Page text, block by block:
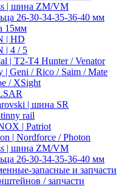
| шина ZM/VM
26-30-34-35-36-40 мм
15мм
| HD
| 4 / 5
| T2-T4 Hunter / Venator
| Geni / Rico / Saim / Mate
/ XSight
| шина SR
rail
| Patriot
| Nordforce / Photon
| шина ZM/VM
26-30-34-35-36-40 мм
запасные и запчасти
/ запчасти